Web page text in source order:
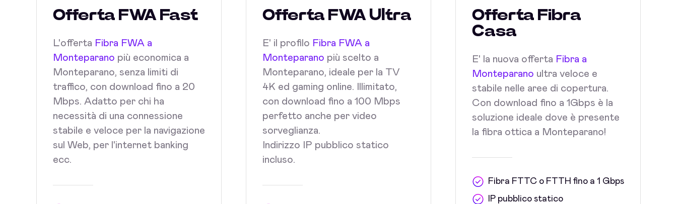
Offerta FWA Fast
L'offerta Fibra FWA a
Monteparano più economica a
Monteparano, senza limiti di
traffico, con download fino a 20
Mbps. Adatto per chi ha
necessità di una connessione
stabile e veloce per la navigazione
sul Web, per l'internet banking
ecc.
Offerta FWA Ultra
E' il profilo Fibra FWA a
Monteparano più scelto a
Monteparano, ideale per la TV
4K ed gaming online. Illimitato,
con download fino a 100 Mbps
perfetto anche per video
sorveglianza.
Indirizzo IP pubblico statico
incluso.
Offerta Fibra
Casa
E' la nuova offerta Fibra a
Monteparano ultra veloce e
stabile nelle aree di copertura.
Con download fino a 1Gbps è la
soluzione ideale dove è presente
la fibra ottica a Monteparano!
Fibra FTTC o FTTH fino a 1 Gbps
IP pubblico statico